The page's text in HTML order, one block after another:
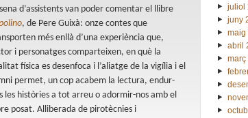
d’assistents van poder comentar el llibre
, de Pere Guixà: onze contes que
més enllà d’una experiència que,
i personatges comparteixen, en què la
física es desenfoca i l’aliatge de la vigília i el
permet, un cop acabem la lectura, endur-
les històries a tot arreu o adormir-nos amb el
posat. Alliberada de pirotècnies i
juliol
juny
maig
abril
març